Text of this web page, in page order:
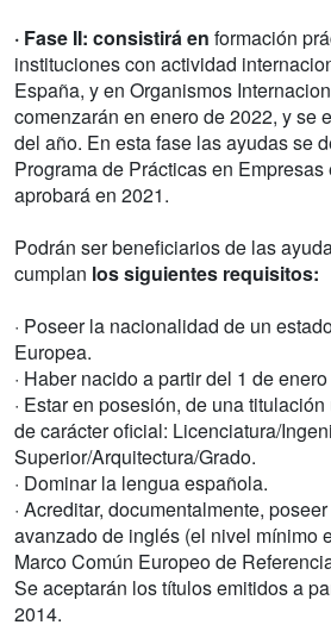
· Fase II: consistirá en formación
instituciones con actividad
España, y en Organismos
comenzarán en enero de 2022, y se
del año. En esta fase las ayudas se
Programa de Prácticas en
aprobará en 2021.
Podrán ser beneficiarios de las
cumplan los siguientes requisitos:
· Poseer la nacionalidad de un
Europea.
· Haber nacido a partir del 1 de
· Estar en posesión, de una
de carácter oficial: Licenciatura/
Superior/Arquitectura/Grado.
· Dominar la lengua española.
· Acreditar, documentalmente,
avanzado de inglés (el nivel mínimo
Marco Común Europeo de
Se aceptarán los títulos emitidos a
2014.